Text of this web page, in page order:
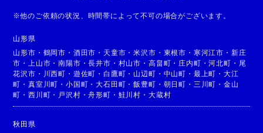
※他のご依頼の状況、時間帯によって不可の場合がございます。
山形県
山形市 ・ 鶴岡市 ・ 酒田市 ・ 天童市 ・米沢市 ・ 東根市 ・ 寒河江市 ・ 新庄
市 ・ 上山市 ・南陽市 ・長井市 ・ 村山市 ・ 高畠町 ・ 庄内町 ・河北町 ・ 尾
花沢市 ・ 川西町 ・ 遊佐町 ・ 白鷹町 ・ 山辺町 ・ 中山町 ・ 最上町 ・ 大江
町 ・真室川町 ・小国町 ・大石田町 ・飯豊町 ・ 朝日町 ・ 三川町 ・ 金山
町 ・西川町 ・ 戸沢村 ・舟形町 ・ 鮭川村 ・ 大蔵村
秋田県